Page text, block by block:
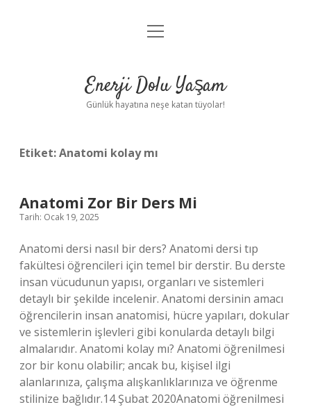
Anasayfa
Yasal Uyarı
menüyü
Enerji Dolu Yaşam
Günlük hayatına neşe katan tüyolar!
Etiket:Anatomi kolay mı
Anatomi Zor Bir Ders Mi
Tarih: Ocak 19, 2025
Anatomi dersi nasıl bir ders? Anatomi dersi tıp
fakültesi öğrencileri için temel bir derstir. Bu derste
insan vücudunun yapısı, organları ve sistemleri
detaylı bir şekilde incelenir. Anatomi dersinin amacı
öğrencilerin insan anatomisi, hücre yapıları, dokular
ve sistemlerin işlevleri gibi konularda detaylı bilgi
almalarıdır. Anatomi kolay mı? Anatomi öğrenilmesi
zor bir konu olabilir; ancak bu, kişisel ilgi
alanlarınıza, çalışma alışkanlıklarınıza ve öğrenme
stilinize bağlıdır.14 Şubat 2020Anatomi öğrenilmesi